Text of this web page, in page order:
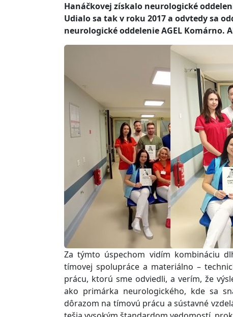
Hanáčkovej získalo neurologické
Udialo sa tak v roku 2017 a odvtedy sa
neurologické oddelenie AGEL Komárno.
Za týmto úspechom vidím kombináciu
tímovej spolupráce a materiálno –
prácu, ktorú sme odviedli, a verím, že
ako primárka neurologického, kde sa
dôrazom na tímovú prácu a sústavné